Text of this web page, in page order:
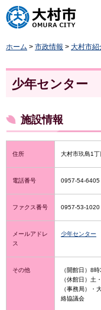
大村市
ホーム > 市政情報 > 大村市紹
少年センター
施設情報
住所 大村市玖島1
電話番号 0957-54-6405
ファクス番号 0957-53-1020
メールアドレ
ス
少年センター
その他
（開館日）8
（休館日）土
（事務局）・
絡協議会